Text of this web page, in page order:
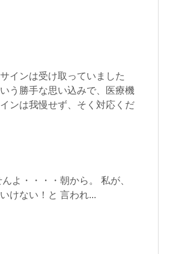
インは受け取っていました
勝手な思い込みで、医療機
ンは我慢せず、そく対応くだ
よ・・・・朝から。 私が、
けない！と 言われ...